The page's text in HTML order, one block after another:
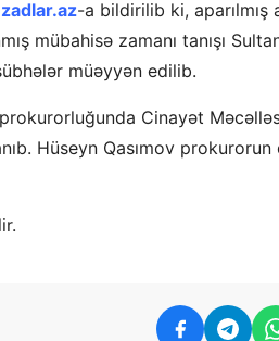
-a bildirilib ki, aparılmış
mübahisə zamanı tanışı
müəyyən edilib.
Cinayət
Hüseyn Qasımov prokurorun